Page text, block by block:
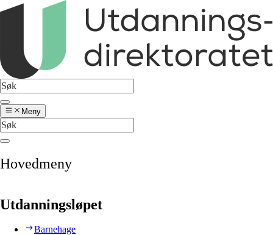
Meny
Hovedmeny
Utdanningsløpet
Barnehage